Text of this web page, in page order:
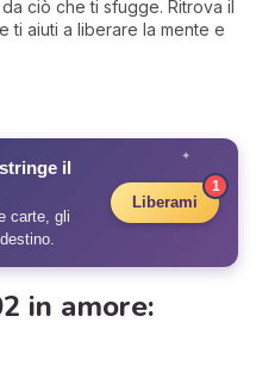
ciò che ti sfugge. Ritrova il
ti aiuti a liberare la mente e
✦
il
carte, gli
Liberami
1
in amore: